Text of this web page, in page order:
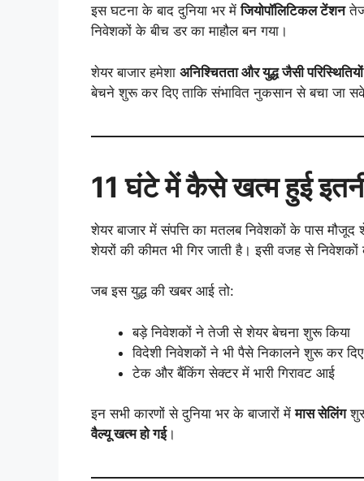
इस घटना के बाद दुनिया भर मेंजियोपॉलिटिकल टेंशन
निवेशकों के बीच डर का माहौल बन गया।
शेयर बाजार हमेशा अनिश्चितता और युद्ध जैसी परिस्थितियों
बेचने शुरू कर दिए ताकि संभावित नुकसान से बचा जा
11 घंटे में कैसे खत्म हुई इतनी
शेयर बाजार में संपत्ति का मतलब निवेशकों के पास मौजूद
शेयरों की कीमत भी गिर जाती है। इसी वजह से
जब इस युद्ध की खबर आई तो:
बड़े निवेशकों ने तेजी से शेयर बेचना शुरू किया
विदेशी निवेशकों ने भी पैसे निकालने शुरू कर दिए
टेक और बैंकिंग सेक्टर में भारी गिरावट आई
इन सभी कारणों से दुनिया भर के बाजारों मेंमास सेलिंग
वैल्यू खत्म हो गई।